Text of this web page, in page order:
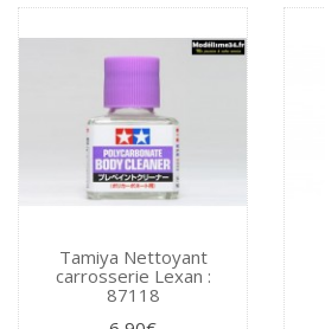
Tamiya Nettoyant
carrosserie Lexan :
87118